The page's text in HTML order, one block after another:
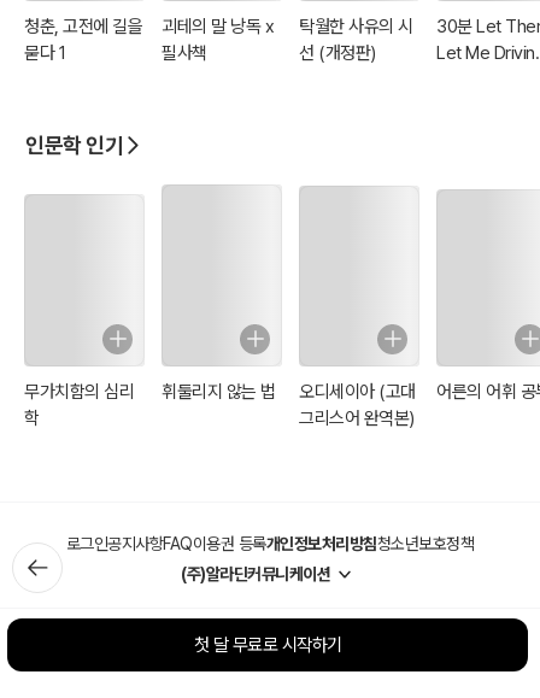
청춘, 고전에 길을
묻다 1
괴테의 말 낭독 x
필사책
탁월한 사유의 시
선 (개정판)
30분 Let
Let Me
인문학 인기
무가치함의 심리
학
휘둘리지 않는 법
오디세이아 (고대
그리스어 완역본)
어른의 어휘 공
로그인공지사항FAQ이용권 등록개인정보처리방침청소년보호정책
(주)알라딘커뮤니케이션
첫 달 무료로 시작하기